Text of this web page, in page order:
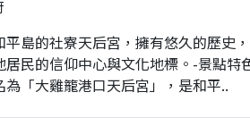
島的社寮天后宮，擁有悠久的歷史
居民的信仰中心與文化地標。-景點特
「大雞籠港口天后宮」，是和平..